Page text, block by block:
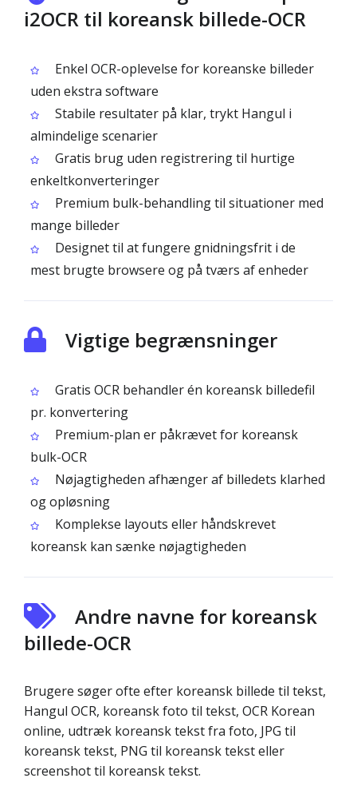
i2OCR til koreansk billede-OCR
Enkel OCR-oplevelse for koreanske billeder
uden ekstra software
Stabile resultater på klar, trykt Hangul i
almindelige scenarier
Gratis brug uden registrering til hurtige
enkeltkonverteringer
Premium bulk-behandling til situationer med
mange billeder
Designet til at fungere gnidningsfrit i de
mest brugte browsere og på tværs af enheder
Vigtige begrænsninger
Gratis OCR behandler én koreansk billedefil
pr. konvertering
Premium-plan er påkrævet for koreansk
bulk-OCR
Nøjagtigheden afhænger af billedets klarhed
og opløsning
Komplekse layouts eller håndskrevet
koreansk kan sænke nøjagtigheden
Andre navne for koreansk
billede-OCR
Brugere søger ofte efter koreansk billede til tekst,
Hangul OCR, koreansk foto til tekst, OCR Korean
online, udtræk koreansk tekst fra foto, JPG til
koreansk tekst, PNG til koreansk tekst eller
screenshot til koreansk tekst.